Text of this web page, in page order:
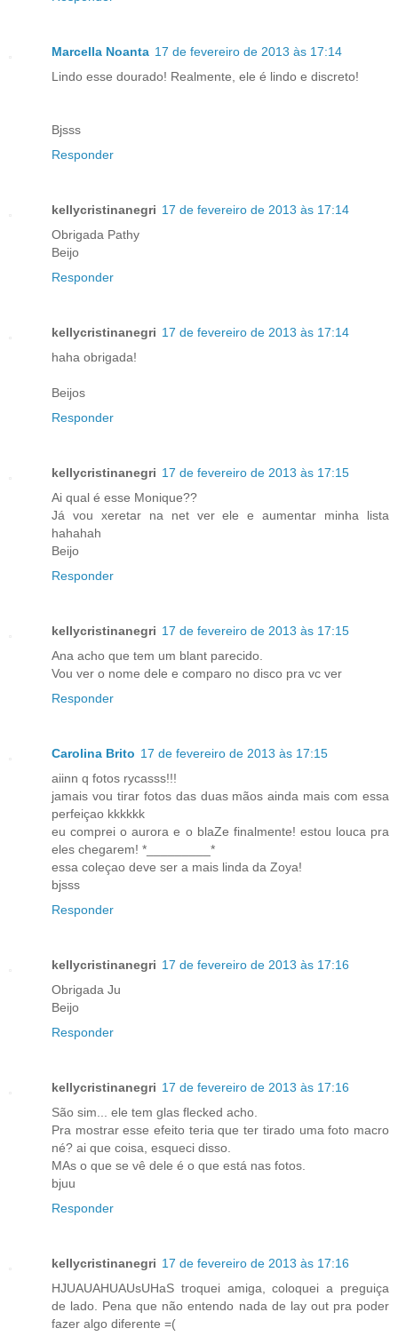
Marcella Noanta 17 de fevereiro de 2013 às 17:14
Lindo esse dourado! Realmente, ele é lindo e discreto!
Bjsss
Responder
kellycristinanegri 17 de fevereiro de 2013 às 17:14
Obrigada Pathy
Beijo
Responder
kellycristinanegri 17 de fevereiro de 2013 às 17:14
haha obrigada!
Beijos
Responder
kellycristinanegri 17 de fevereiro de 2013 às 17:15
Ai qual é esse Monique??
Já vou xeretar na net ver ele e aumentar minha lista
hahahah
Beijo
Responder
kellycristinanegri 17 de fevereiro de 2013 às 17:15
Ana acho que tem um blant parecido.
Vou ver o nome dele e comparo no disco pra vc ver
Responder
Carolina Brito 17 de fevereiro de 2013 às 17:15
aiinn q fotos rycasss!!!
jamais vou tirar fotos das duas mãos ainda mais com essa
perfeiçao kkkkkk
eu comprei o aurora e o blaZe finalmente! estou louca pra
eles chegarem! *_________*
essa coleçao deve ser a mais linda da Zoya!
bjsss
Responder
kellycristinanegri 17 de fevereiro de 2013 às 17:16
Obrigada Ju
Beijo
Responder
kellycristinanegri 17 de fevereiro de 2013 às 17:16
São sim... ele tem glas flecked acho.
Pra mostrar esse efeito teria que ter tirado uma foto macro
né? ai que coisa, esqueci disso.
MAs o que se vê dele é o que está nas fotos.
bjuu
Responder
kellycristinanegri 17 de fevereiro de 2013 às 17:16
HJUAUAHUAUsUHaS troquei amiga, coloquei a preguiça
de lado. Pena que não entendo nada de lay out pra poder
fazer algo diferente =(